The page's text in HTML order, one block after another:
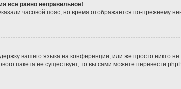
всё равно неправильное!
часовой пояс, но время отображается по-прежнему
вашего языка на конференции, или же просто никто
пакета не существует, то вы сами можете перевести